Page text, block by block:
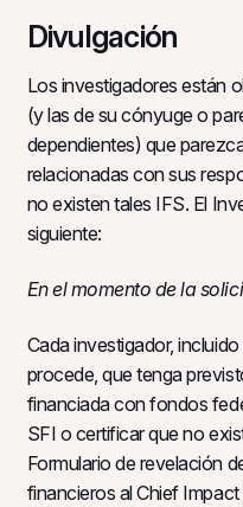
Divulgación
Los investigadores están
(y las de su cónyuge o
dependientes) que
relacionadas con sus
no existen tales IFS. El
siguiente:
En el momento de la
Cada investigador,
procede, que tenga
financiada con fondos
SFI o certificar que no
Formulario de revelación
financieros al Chief